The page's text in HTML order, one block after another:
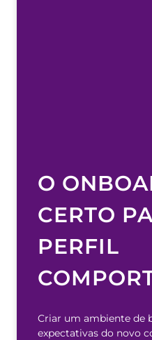
O
CERTO
PERFIL
Criar um ambiente de
expectativas do novo